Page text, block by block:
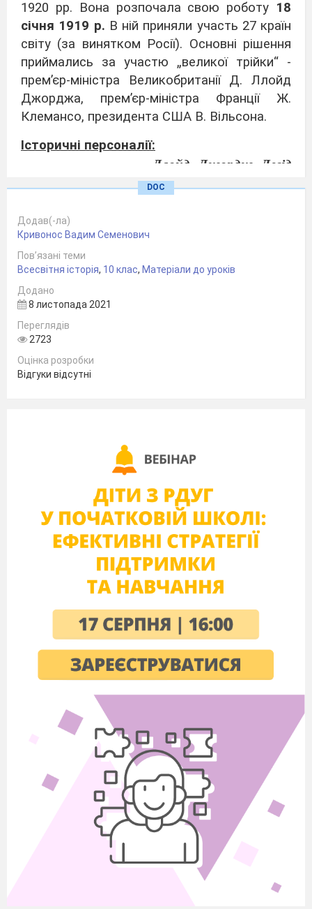
1920 рр. Вона розпочала свою роботу 18
січня 1919 р. В ній приняли участь 27 країн
світу (за винятком Росії). Основні рішення
приймались за участю „великої трійки“ -
прем’єр-міністра Великобританії Д. Ллойд
Джорджа, прем’єр-міністра Франції Ж.
Клемансо, президента США В. Вільсона.
Історичні персоналії:
Ллойд Джордж Девід
(1863 - 1945) –
у 1916 – 1922 рр. Один
мирній конференції.
гегемонію
Європі.
Запам'ятай: гегемонія(від грецької
Hegemonia - „панування“,
„першість“) – переважання,
керівництво, керівна роль
якого-небудь класу відносно
інших класів або якої-небудь
держави відносно інших
держав.
Вільсон Томас Вудро(
державний і партійний
діяч США
від
Демократичної партії.
Здійснював прогресивні
реформи, ініціював
закони, спрямовані на
соціальний захист.
Після І світовох війни
виступив з програмою
активізації зовнішньої
DOC
Додав(-ла)
Кривонос Вадим Семенович
Пов’язані теми
Всесвітня історія, 10 клас, Матеріали до уроків
Додано
8 листопада 2021
Переглядів
2723
Оцінка розробки
Відгуки відсутні